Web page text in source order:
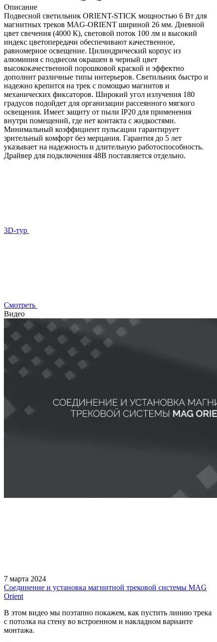
Описание
Подвесной светильник ORIENT-STICK мощностью 6 Вт для
магнитных треков MAG-ORIENT шириной 26 мм. Дневной
цвет свечения (4000 К), световой поток 100 лм и высокий
индекс цветопередачи обеспечивают качественное,
равномерное освещение. Цилиндрический корпус из
алюминия c подвесом окрашен в черный цвет
высококачественной порошковой краской и эффектно
дополнит различные типы интерьеров. Светильник быстро и
надежно крепится на трек с помощью магнитов и
механических фиксаторов. Широкий угол излучения 180
градусов подойдет для организации рассеянного мягкого
освещения. Имеет защиту от пыли IP20 для применения
внутри помещений, где нет контакта с жидкостями.
Минимальный коэффициент пульсации гарантирует
зрительный комфорт без мерцания. Гарантия до 5 лет
указывает на надежность и длительную работоспособность.
Драйвер для подключения 48В поставляется отдельно.
3D-тур
Смотреть
Видео
7 марта 2024
Соединение и установка магнитной трековой системы MAG
Orient
В этом видео мы поэтапно покажем, как пустить линию трека
с потолка на стену во встроенном и накладном варианте
монтажа.